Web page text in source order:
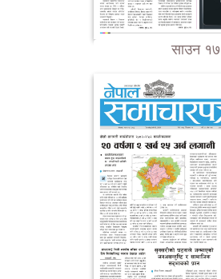
साउन १७